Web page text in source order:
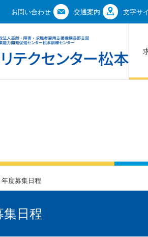
お問い合わせ 交通案内 文字サ
度募集日程
日程